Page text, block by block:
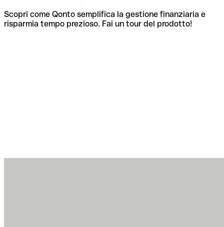
Scopri come Qonto semplifica la gestione finanziaria e
risparmia tempo prezioso. Fai un tour del prodotto!